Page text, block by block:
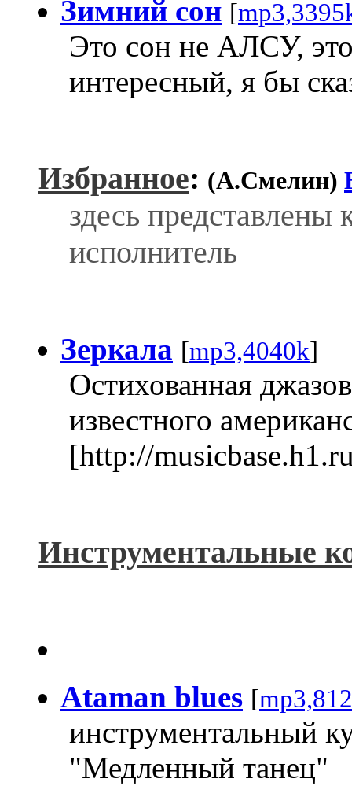
Зимний сон [
Это сон не АЛСУ,
интересный, я бы
Избранное: (А.Смелин)
здесь
исполнитель
Зеркала [mp3,4040k]
Остихованная
известного
[http://
Инструментальные
Ataman blues [
инструментальный
"Медленный танец"